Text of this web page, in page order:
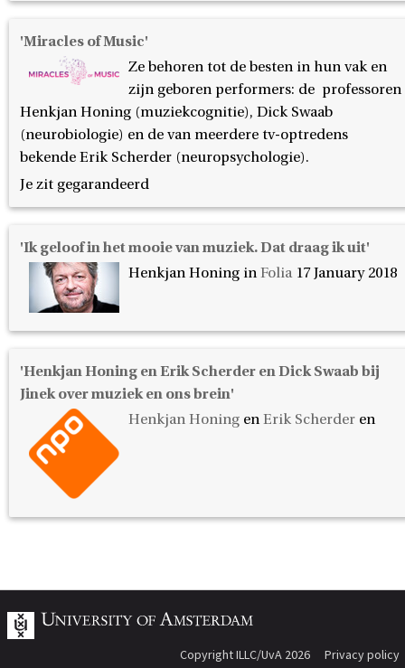
'Miracles of Music'
Ze behoren tot de besten in hun vak en
zijn geboren performers: de professoren
Henkjan Honing (muziekcognitie), Dick Swaab
(neurobiologie) en de van meerdere tv-optredens
bekende Erik Scherder (neuropsychologie).
Je zit gegarandeerd
'Ik geloof in het mooie van muziek. Dat draag ik uit'
Henkjan Honing in Folia17 January 2018
'Henkjan Honing en Erik Scherder en Dick Swaab bij
Jinek over muziek en ons brein'
Henkjan Honing en Erik Scherder en
Copyright ILLC/UvA 2026 Privacy policy